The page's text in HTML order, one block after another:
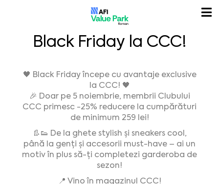
Black Friday la CCC!
🖤 Black Friday începe cu avantaje exclusive
la CCC! 🖤
🎉 Doar pe 5 noiembrie, membrii Clubului
CCC primesc -25% reducere la cumpărături
de minimum 259 lei!
👢👟 De la ghete stylish și sneakers cool,
până la genți și accesorii must-have – ai un
motiv în plus să-ți completezi garderoba de
sezon!
📍 Vino în magazinul CCC!